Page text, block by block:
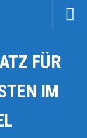
FÜR
IM